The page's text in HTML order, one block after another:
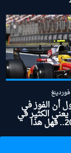
أن الفوز في
يعني الكثير في
موسم 2026.. فهل هذا